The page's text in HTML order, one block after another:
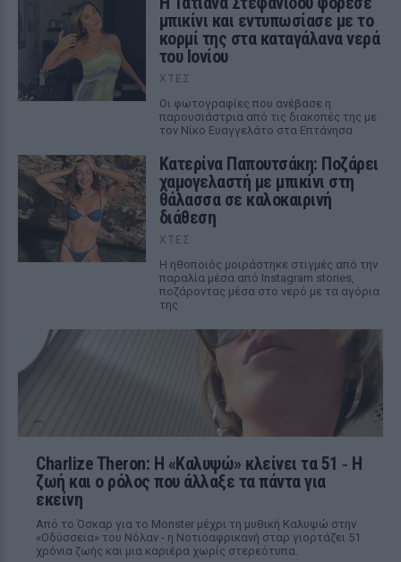
μπικίνι και εντυπωσίασε με το
κορμί της στα καταγάλανα νερά
του Ιονίου
ΧΤΕΣ
Οι φωτογραφίες που ανέβασε η
παρουσιάστρια από τις διακοπές της με
τον Νίκο Ευαγγελάτο στα Επτάνησα
Κατερίνα Παπουτσάκη: Ποζάρει
χαμογελαστή με μπικίνι στη
θάλασσα σε καλοκαιρινή
διάθεση
ΧΤΕΣ
Η ηθοποιός μοιράστηκε στιγμές από την
παραλία μέσα από Instagram stories,
ποζάροντας μέσα στο νερό με τα αγόρια
της
Charlize Theron: Η «Καλυψώ» κλείνει τα 51 ‑ H
ζωή και ο ρόλος που άλλαξε τα πάντα για
εκείνη
Από το Όσκαρ για το Monster μέχρι τη μυθική Καλυψώ στην
«Οδύσσεια» του Νόλαν - η Νοτιοαφρικανή σταρ γιορτάζει 51
χρόνια ζωής και μια καριέρα χωρίς στερεότυπα.